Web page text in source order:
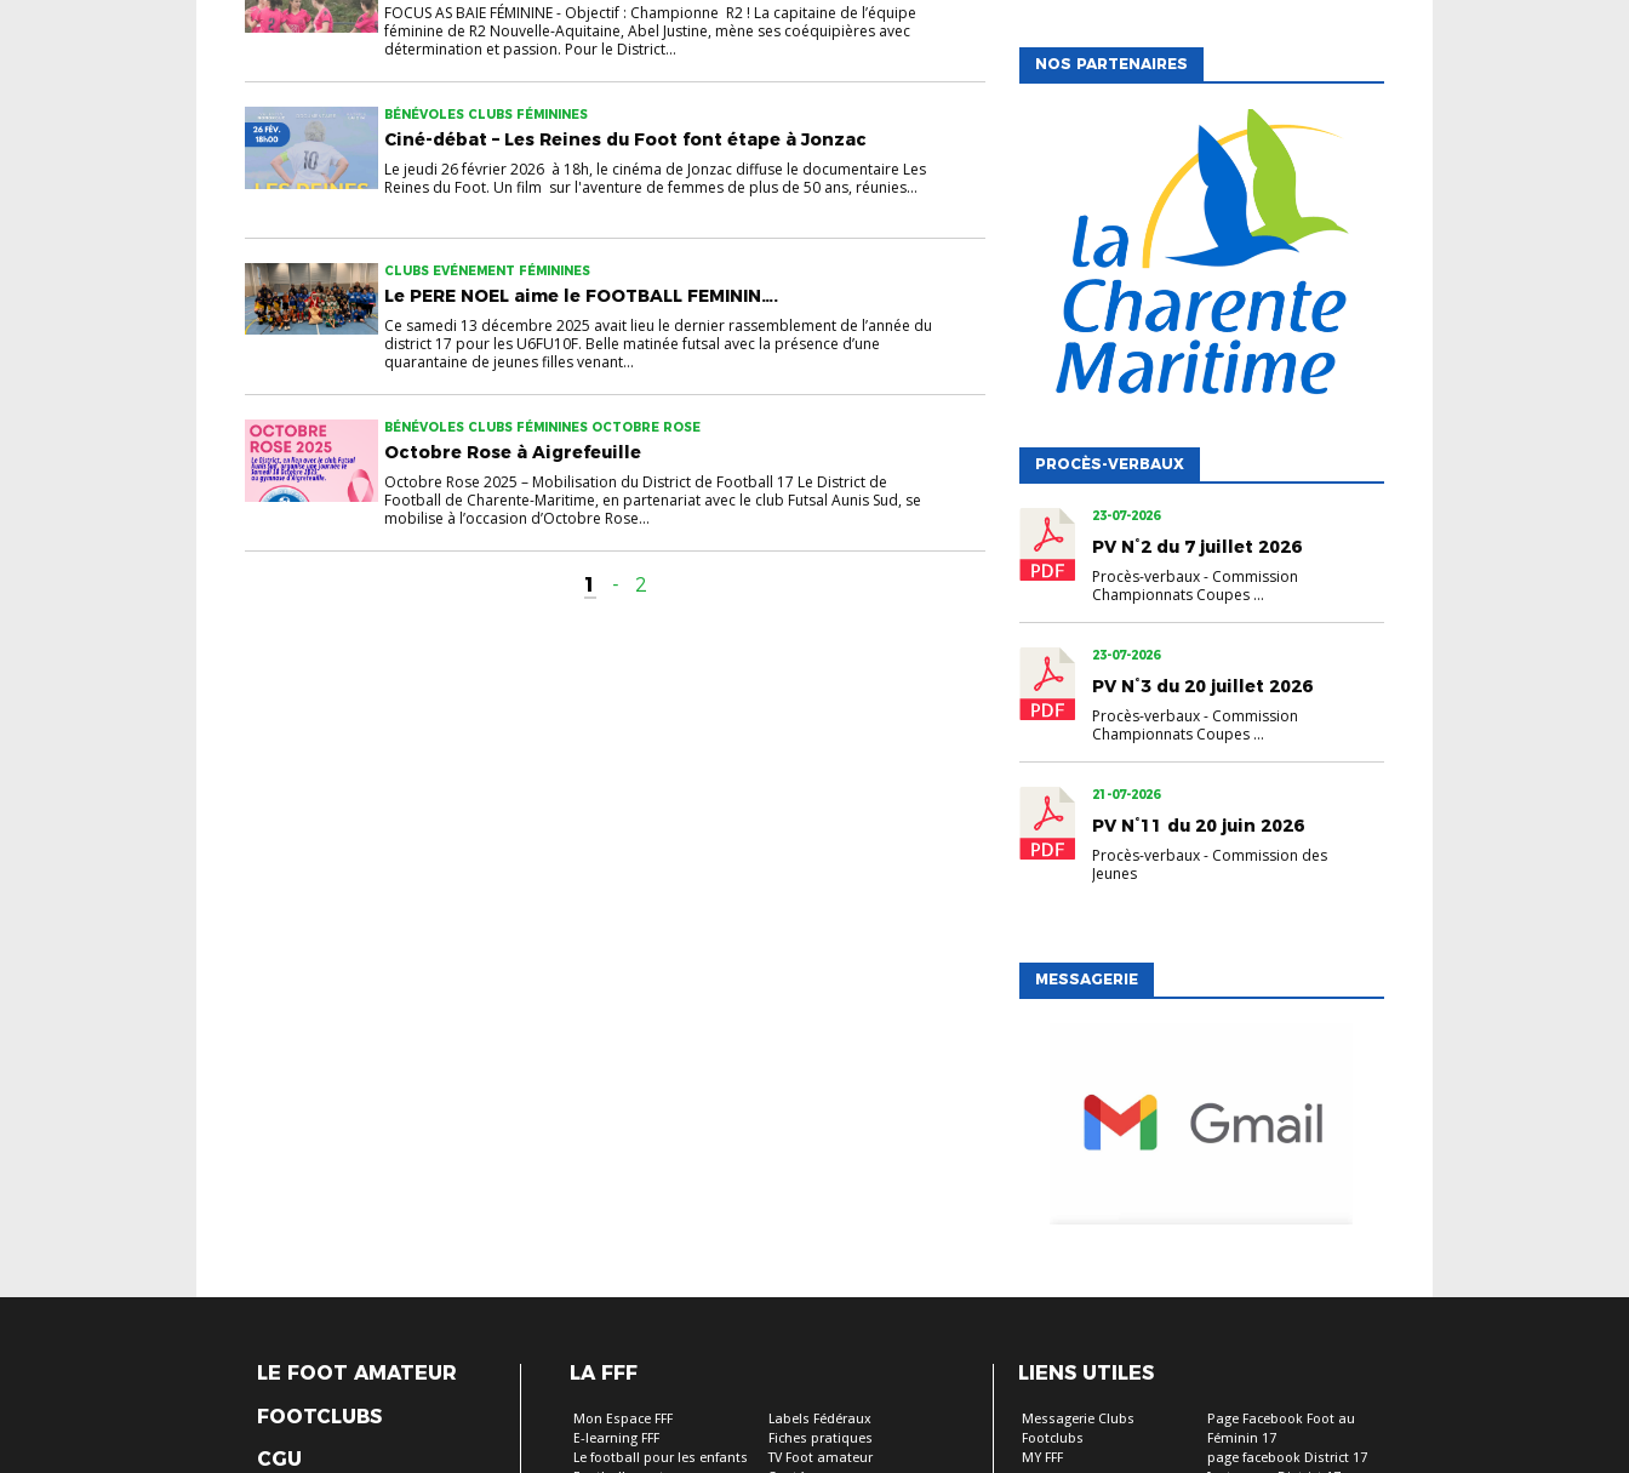
FOCUS AS BAIE FÉMININE - Objectif : Championne R2 ! La capitaine de l’équipe
féminine de R2 Nouvelle-Aquitaine, Abel Justine, mène ses coéquipières avec
détermination et passion. Pour le District...
BÉNÉVOLES CLUBS FÉMININES
Ciné-débat – Les Reines du Foot font étape à Jonzac
Le jeudi 26 février 2026 à 18h, le cinéma de Jonzac diffuse le documentaire Les
Reines du Foot. Un film sur l'aventure de femmes de plus de 50 ans, réunies...
CLUBS EVÉNEMENT FÉMININES
Le PERE NOEL aime le FOOTBALL FEMININ….
Ce samedi 13 décembre 2025 avait lieu le dernier rassemblement de l’année du
district 17 pour les U6FU10F. Belle matinée futsal avec la présence d’une
quarantaine de jeunes filles venant...
BÉNÉVOLES CLUBS FÉMININES OCTOBRE ROSE
Octobre Rose à Aigrefeuille
Octobre Rose 2025 – Mobilisation du District de Football 17 Le District de
Football de Charente-Maritime, en partenariat avec le club Futsal Aunis Sud, se
mobilise à l’occasion d’Octobre Rose...
1 - 2
NOS PARTENAIRES
PROCÈS-VERBAUX
23-07-2026
PV N°2 du 7 juillet 2026
Procès-verbaux- Commission
Championnats Coupes ...
23-07-2026
PV N°3 du 20 juillet 2026
Procès-verbaux- Commission
Championnats Coupes ...
21-07-2026
PV N°11 du 20 juin 2026
Procès-verbaux- Commission des
Jeunes
MESSAGERIE
LE FOOT AMATEUR
FOOTCLUBS
CGU
LA FFF
Mon Espace FFF
E-learning FFF
Le football pour les enfants
Labels Fédéraux
Fiches pratiques
TV Foot amateur
LIENS UTILES
Messagerie Clubs
Footclubs
MY FFF
Page Facebook Foot au
Féminin 17
page facebook District 17